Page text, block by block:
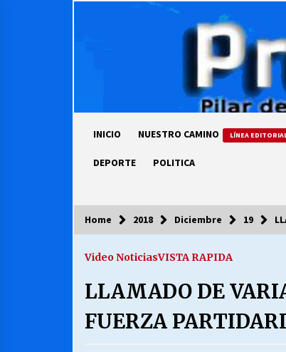
INICIO NUESTRO CAMINO LÍNEA
DEPORTE POLITICA
COLUMNISTA
luz… ¿Y cuándo van a
03/08/2026
Home 2018 Diciembre 19
Video NoticiasVISTA RAPIDA
LLAMADO DE
FUERZA